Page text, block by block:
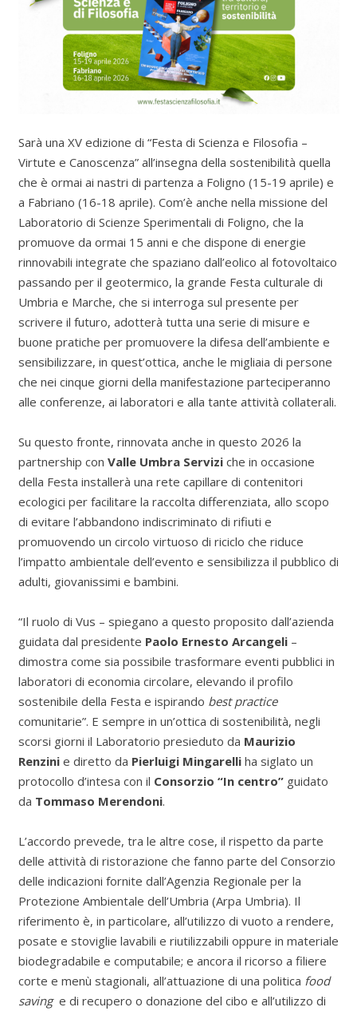
Sarà una XV edizione di “Festa di Scienza e Filosofia –
Virtute e Canoscenza” all’insegna della sostenibilità quella
che è ormai ai nastri di partenza a Foligno (15-19 aprile) e
a Fabriano (16-18 aprile). Com’è anche nella missione del
Laboratorio di Scienze Sperimentali di Foligno, che la
promuove da ormai 15 anni e che dispone di energie
rinnovabili integrate che spaziano dall’eolico al fotovoltaico
passando per il geotermico, la grande Festa culturale di
Umbria e Marche, che si interroga sul presente per
scrivere il futuro, adotterà tutta una serie di misure e
buone pratiche per promuovere la difesa dell’ambiente e
sensibilizzare, in quest’ottica, anche le migliaia di persone
che nei cinque giorni della manifestazione parteciperanno
alle conferenze, ai laboratori e alla tante attività collaterali.
Su questo fronte, rinnovata anche in questo 2026 la
partnership con Valle Umbra Serviziche in occasione
della Festa installerà una rete capillare di contenitori
ecologici per facilitare la raccolta differenziata, allo scopo
di evitare l’abbandono indiscriminato di rifiuti e
promuovendo un circolo virtuoso di riciclo che riduce
l’impatto ambientale dell’evento e sensibilizza il pubblico di
adulti, giovanissimi e bambini.
“Il ruolo di Vus – spiegano a questo proposito dall’azienda
guidata dal presidente Paolo Ernesto Arcangeli–
dimostra come sia possibile trasformare eventi pubblici in
laboratori di economia circolare, elevando il profilo
sostenibile della Festa e ispirando best practice
comunitarie”. E sempre in un’ottica di sostenibilità, negli
scorsi giorni il Laboratorio presieduto da Maurizio
Renzinie diretto da Pierluigi Mingarelli ha siglato un
protocollo d’intesa con il Consorzio “In centro”guidato
da Tommaso Merendoni.
L’accordo prevede, tra le altre cose, il rispetto da parte
delle attività di ristorazione che fanno parte del Consorzio
delle indicazioni fornite dall’Agenzia Regionale per la
Protezione Ambientale dell’Umbria (Arpa Umbria). Il
riferimento è, in particolare, all’utilizzo di vuoto a rendere,
posate e stoviglie lavabili e riutilizzabili oppure in materiale
biodegradabile e computabile; e ancora il ricorso a filiere
corte e menù stagionali, all’attuazione di una politica food
saving e di recupero o donazione del cibo e all’utilizzo di